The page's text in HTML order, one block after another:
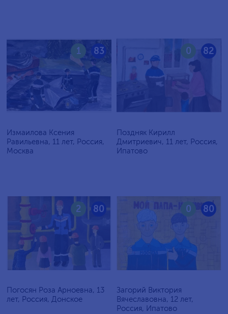
83
1
Измаилова Ксения
Равильевна, 11 лет, Россия,
Москва
82
0
Поздняк Кирилл
Дмитриевич, 11 лет, Россия,
Ипатово
80
2
Погосян Роза Арноевна, 13
лет, Россия, Донское
80
0
Загорий Виктория
Вячеславовна, 12 лет,
Россия, Ипатово